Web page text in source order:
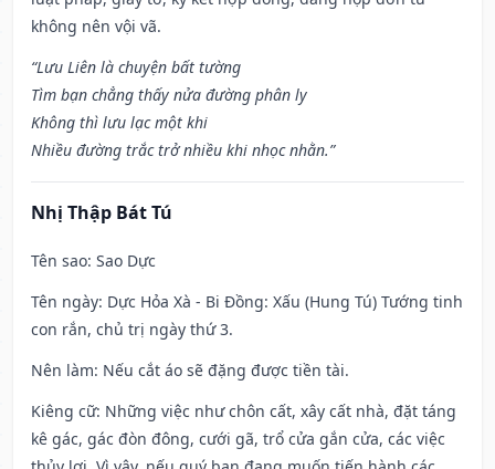
không nên vội vã.
“Lưu Liên là chuyện bất tường
Tìm bạn chẳng thấy nửa đường phân ly
Không thì lưu lạc một khi
Nhiều đường trắc trở nhiều khi nhọc nhằn.”
Nhị Thập Bát Tú
Tên sao: Sao Dực
Tên ngày: Dực Hỏa Xà - Bi Đồng: Xấu (Hung Tú) Tướng tinh
con rắn, chủ trị ngày thứ 3.
Nên làm: Nếu cắt áo sẽ đặng được tiền tài.
Kiêng cữ: Những việc như chôn cất, xây cất nhà, đặt táng
kê gác, gác đòn đông, cưới gã, trổ cửa gắn cửa, các việc